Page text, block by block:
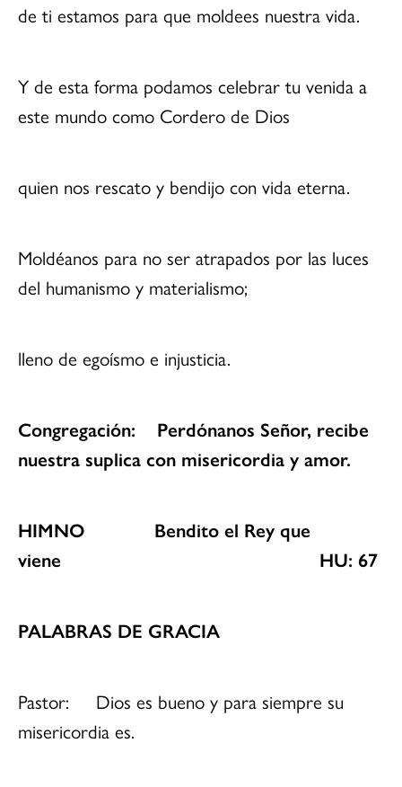
de ti estamos para que moldees nuestra vida.
Y de esta forma podamos celebrar tu venida a
este mundo como Cordero de Dios
quien nos rescato y bendijo con vida eterna.
Moldéanos para no ser atrapados por las luces
del humanismo y materialismo;
lleno de egoísmo e injusticia.
Congregación: Perdónanos Señor, recibe
nuestra suplica con misericordia y amor.
HIMNO Bendito el Rey que
viene HU: 67
PALABRAS DE GRACIA
Pastor: Dios es bueno y para siempre su
misericordia es.